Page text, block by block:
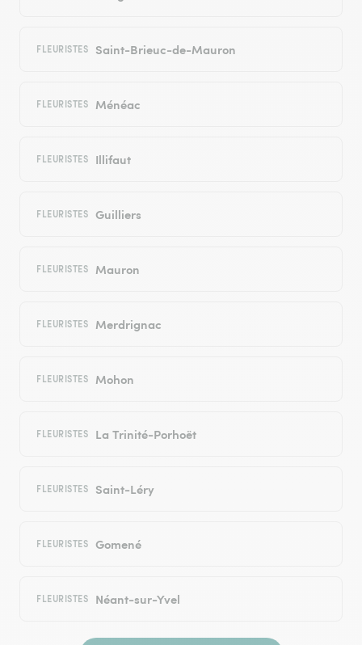
FLEURISTES Saint-Brieuc-de-Mauron
FLEURISTES Ménéac
FLEURISTES Illifaut
FLEURISTES Guilliers
FLEURISTES Mauron
FLEURISTES Merdrignac
FLEURISTES Mohon
FLEURISTES La Trinité-Porhoët
FLEURISTES Saint-Léry
FLEURISTES Gomené
FLEURISTES Néant-sur-Yvel